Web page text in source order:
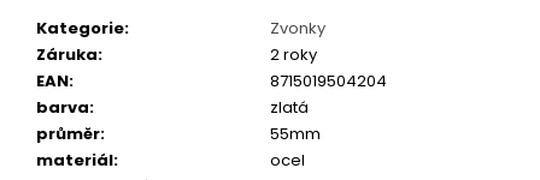
Kategorie:
Zvonky
Záruka:
2 roky
EAN:
8715019504204
barva:
zlatá
průměr:
55mm
materiál:
ocel
o
u
č
u